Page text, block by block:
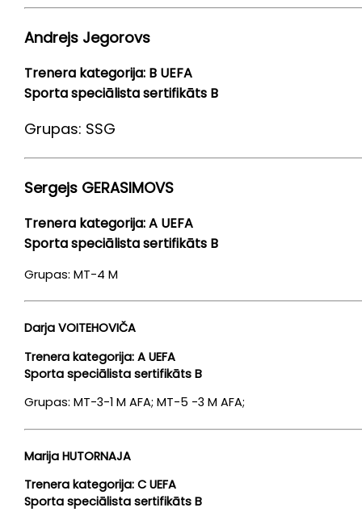
Andrejs Jegorovs
Trenera kategorija: B UEFA
Sporta speciālista sertifikāts B
Grupas: SSG
Sergejs GERASIMOVS
Trenera kategorija: A UEFA
Sporta speciālista sertifikāts B
Grupas: MT-4 M
Darja VOITEHOVIČA
Trenera kategorija: A UEFA
Sporta speciālista sertifikāts B
Grupas: MT-3-1 M AFA; MT-5 -3 M AFA;
Marija HUTORNAJA
Trenera kategorija: C UEFA
Sporta speciālista sertifikāts B